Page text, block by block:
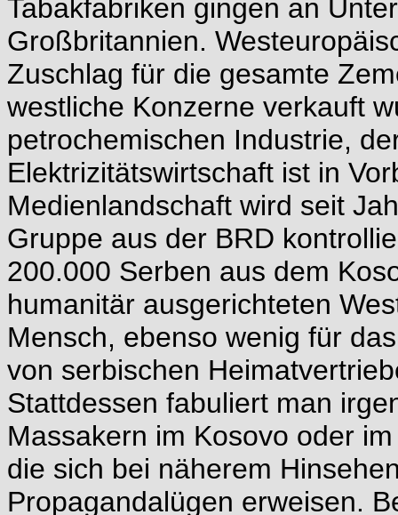
Tabakfabriken gingen an
Großbritannien.
Zuschlag für die gesamte
westliche Konzerne verkauft
petrochemischen Industrie,
Elektrizitätswirtschaft ist in
Medienlandschaft wird seit
Gruppe aus der BRD
200.000 Serben aus dem
humanitär ausgerichteten
Mensch, ebenso wenig für
von serbischen
Stattdessen fabuliert man
Massakern im Kosovo oder
die sich bei näherem
Propagandalügen erweisen.